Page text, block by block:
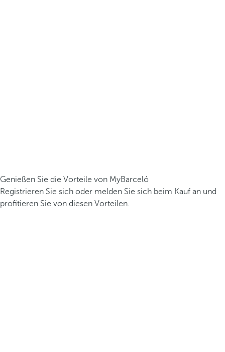
Genießen Sie die Vorteile von MyBarceló
Registrieren Sie sich oder melden Sie sich beim Kauf an und
profitieren Sie von diesen Vorteilen.